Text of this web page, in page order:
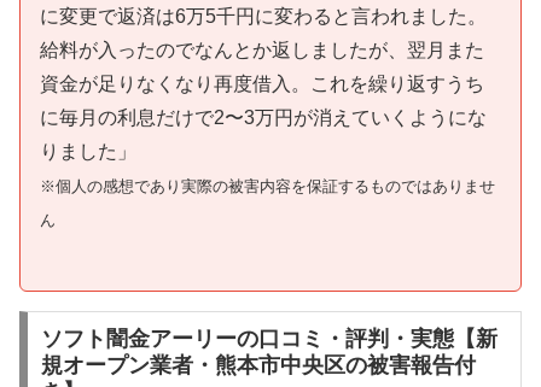
に変更で返済は6万5千円に変わると言われました。
給料が入ったのでなんとか返しましたが、翌月また
資金が足りなくなり再度借入。これを繰り返すうち
に毎月の利息だけで2〜3万円が消えていくようにな
りました」
※個人の感想であり実際の被害内容を保証するものではありませ
ん
ソフト闇金アーリーの口コミ・評判・実態【新
規オープン業者・熊本市中央区の被害報告付